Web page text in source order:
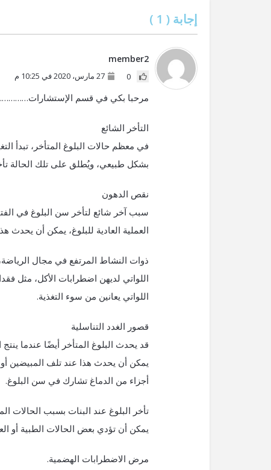
إجابة ( 1
)
member2
0 27 مارس، 2020 في 10:25 م
مرحبا بكي في قسم
التأخر الشائع
في معظم حالات البلوغ المتأخر، تبدأ
بشكل طبيعي، ويُطلق على تلك الحالة
نقص الدهون
سبب آخر شائع لتأخر سن البلوغ في
العملية العادية للبلوغ، يمكن أن يحدث
ذوات النشاط المرتفع في مجال
اللواتي لديهن اضطرابات الأكل، مثل
اللواتي يعانين من سوء التغذية.
قصور الغدد التناسلية
قد يحدث البلوغ المتأخر أيضًا عندما
يمكن أن يحدث هذا عند تلف المبيضين
أجزاء من الدماغ تشارك في سن البلوغ.
تأخر البلوغ عند البنات بسبب الحالات
يمكن أن تؤدي بعض الحالات الطبية أو
مرض الاضطرابات الهضمية.